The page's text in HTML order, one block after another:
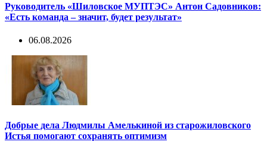
Руководитель «Шиловское МУПТЭС» Антон Садовников:
«Есть команда – значит, будет результат»
06.08.2026
Добрые дела Людмилы Амелькиной из старожиловского
Истья помогают сохранять оптимизм